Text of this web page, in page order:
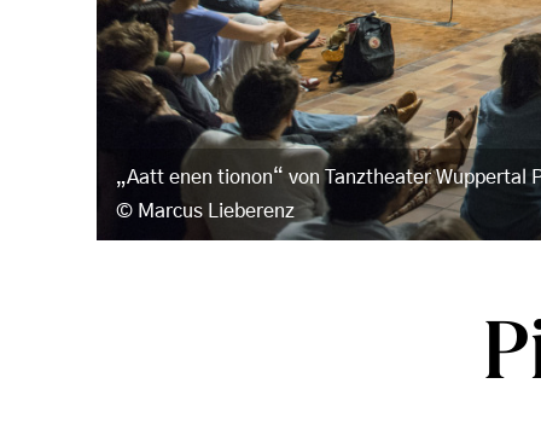
„Aatt enen tionon“ von Tanztheater Wuppertal
Marcus Lieberenz